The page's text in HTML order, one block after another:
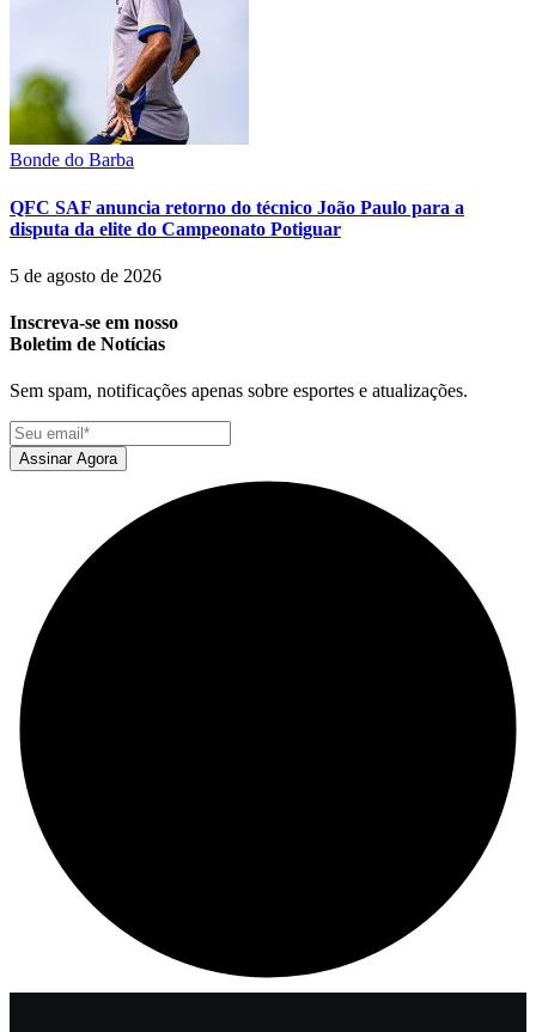
Bonde do Barba
QFC SAF anuncia retorno do técnico João Paulo para a
disputa da elite do Campeonato Potiguar
5 de agosto de 2026
Inscreva-se em nosso
Boletim de Notícias
Sem spam, notificações apenas sobre esportes e atualizações.
Assinar Agora